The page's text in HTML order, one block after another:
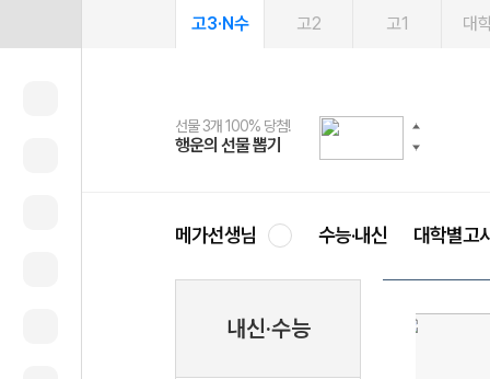
고3·N수 고2 고1 대
선물 3개 100% 당첨!
행운의 선물 뽑기
선물 100% 증정!
메가스터디 X 올리브
여름방학 스터디 캐시백
메가런 썸머스쿨
2027 러셀 단과
강사 공개선발
스마트러닝앱
설문 EVENT
메가패스
3일 무료 체험권
메가패스 수강생 무료혜택!
메가클럽 멤버십
사회공헌 캠페인
희망이룸 메가나눔
메가선생님 수능·내신 대학별고
내신·수능